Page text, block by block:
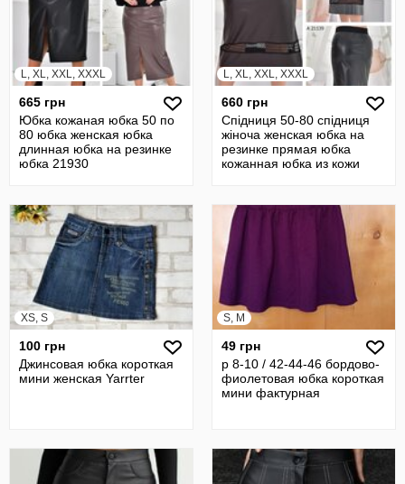
L, XL, XXL, XXXL
665 грн
Юбка кожаная юбка 50 по
80 юбка женская юбка
длинная юбка на резинке
юбка 21930
L, XL, XXL, XXXL
660 грн
Спідниця 50-80 спідниця
жіноча женская юбка на
резинке прямая юбка
кожанная юбка из кожи
XS, S
100 грн
Джинсовая юбка короткая
мини женская Yarrter
S, M
49 грн
р 8-10 / 42-44-46 бордово-
фиолетовая юбка короткая
мини фактурная